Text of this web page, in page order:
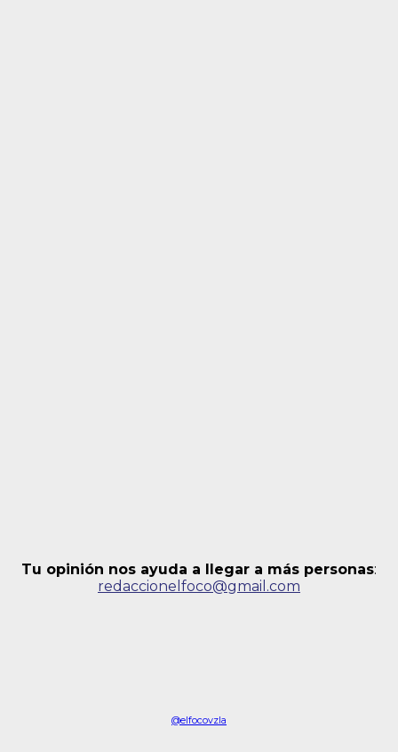
Tu opinión nos ayuda a llegar a más personas:
redaccionelfoco@gmail.com
@elfocovzla